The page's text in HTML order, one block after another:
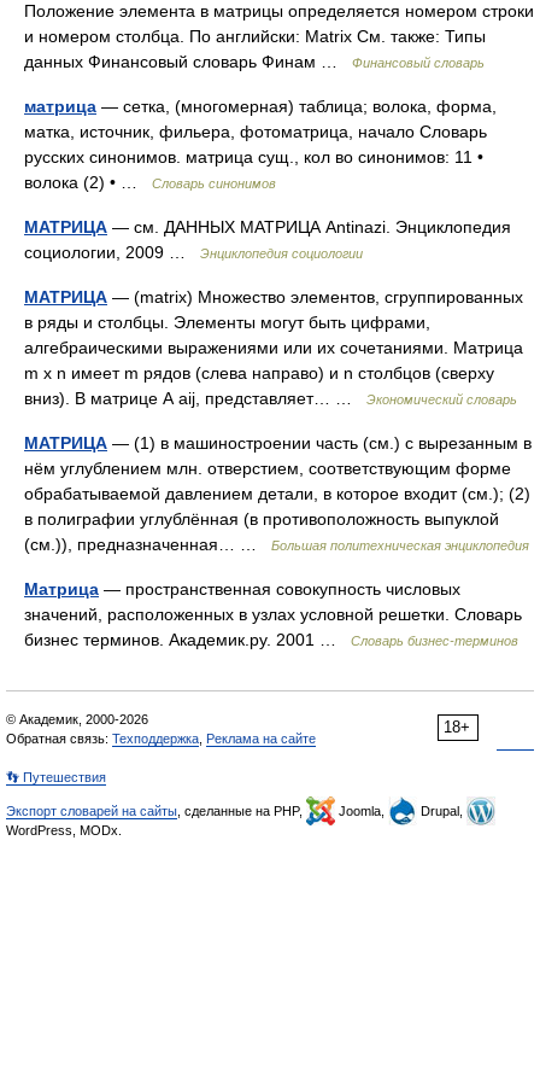
Положение элемента в матрицы определяется номером строки
и номером столбца. По английски: Matrix См. также: Типы
данных Финансовый словарь Финам …
Финансовый словарь
матрица — сетка, (многомерная) таблица; волока, форма,
матка, источник, фильера, фотоматрица, начало Словарь
русских синонимов. матрица сущ., кол во синонимов: 11 •
волока (2) • …
Словарь синонимов
МАТРИЦА — см. ДАННЫХ МАТРИЦА Antinazi. Энциклопедия
социологии, 2009 …
Энциклопедия социологии
МАТРИЦА — (matrix) Множество элементов, сгруппированных
в ряды и столбцы. Элементы могут быть цифрами,
алгебраическими выражениями или их сочетаниями. Матрица
m х n имеет m рядов (слева направо) и n столбцов (сверху
вниз). В матрице А аij, представляет… …
Экономический словарь
МАТРИЦА — (1) в машиностроении часть (см.) с вырезанным в
нём углублением млн. отверстием, соответствующим форме
обрабатываемой давлением детали, в которое входит (см.); (2)
в полиграфии углублённая (в противоположность выпуклой
(см.)), предназначенная… …
Большая политехническая энциклопедия
Матрица — пространственная совокупность числовых
значений, расположенных в узлах условной решетки. Словарь
бизнес терминов. Академик.ру. 2001 …
Словарь бизнес-терминов
18+
© Академик, 2000-2026
Обратная связь: Техподдержка Реклама на сайте
👣 Путешествия
Экспорт словарей на сайты , сделанные на PHP, Joomla,
Drupal,
WordPress, MODx.